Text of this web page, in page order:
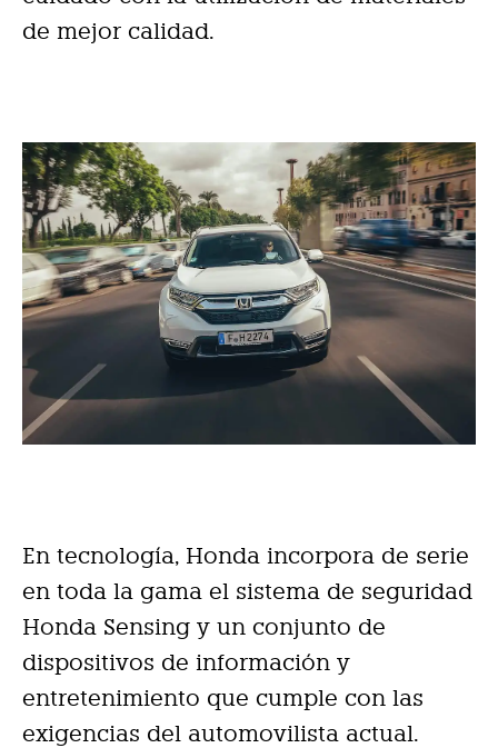
de mejor calidad.
En tecnología, Honda incorpora de serie
en toda la gama el sistema de seguridad
Honda Sensing y un conjunto de
dispositivos de información y
entretenimiento que cumple con las
exigencias del automovilista actual.